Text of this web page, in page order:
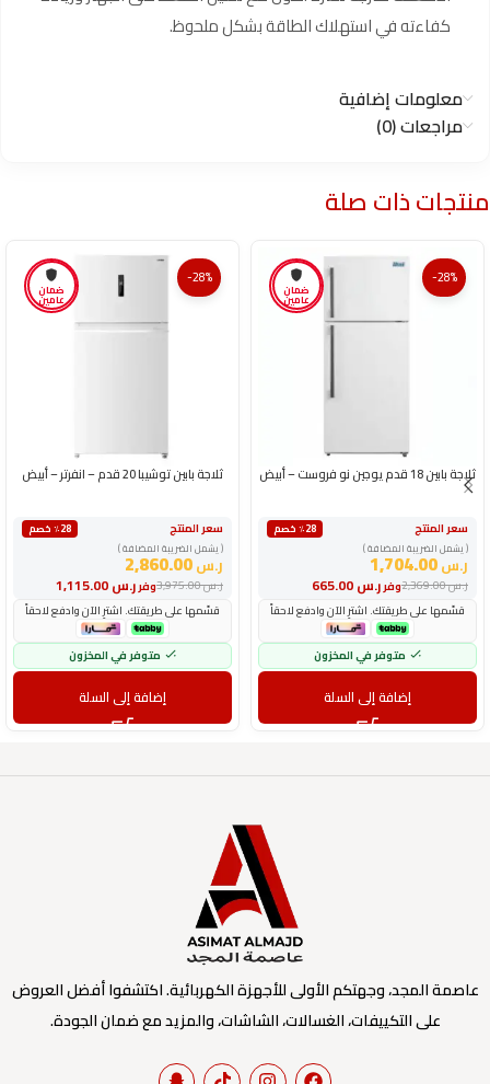
كفاءته في استهلاك الطاقة بشكل ملحوظ.
معلومات إضافية
مراجعات (0)
منتجات ذات صلة
ضمان
عامين
-28%
ثلاجة بابين 18 قدم يوجين نو فروست – أبيض
سعر المنتج
٪28 خصم
( يشمل الضريبة المضافة )
ر.س1,704.00
وفرر.س ر.س2,369.00
قسّمها على طريقتك. اشترِ الآن وادفع لاحقاً
متوفر في المخزون
إضافة إلى السلة
ضمان
عامين
-28%
ثلاجة بابين توشيبا 20 قدم – انفرتر – أبيض
سعر المنتج
٪28 خصم
( يشمل الضريبة المضافة )
ر.س2,860.00
وفرر.س ر.س3,975.00
قسّمها على طريقتك. اشترِ الآن وادفع لاحقاً
متوفر في المخزون
إضافة إلى السلة
عاصمة المجد، وجهتكم الأولى للأجهزة الكهربائية. اكتشفوا أفضل العروض
على التكييفات، الغسالات، الشاشات، والمزيد مع ضمان الجودة.